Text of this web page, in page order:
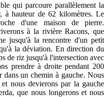
qui parcoure parallèlement la
à hauteur de 62 kilomètres. Le
d'une maison de pierre.
à la rivière Racons, que
jusqu'à la rencontre d'un petit
la déviation. En direction du
de riz jusqu'à l'intersection avec
prendre à droite pendant 200
dans un chemin à gauche. Nous
nous devierons par la gauche
que nous longerons et nous